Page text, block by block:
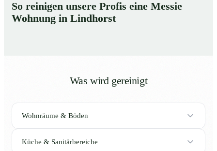
So reinigen unsere Profis eine Messie
Wohnung in Lindhorst
Was wird gereinigt
Wohnräume & Böden
Küche & Sanitärbereiche